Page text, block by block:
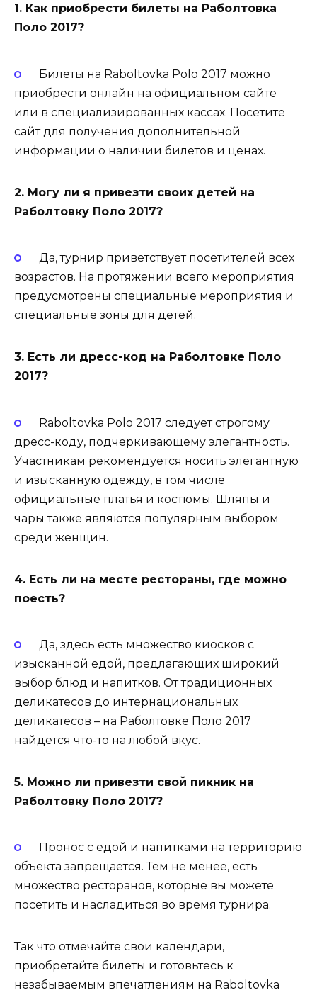
1. Как приобрести билеты на Раболтовка
Поло 2017?
Билеты на Raboltovka Polo 2017 можно
приобрести онлайн на официальном сайте
или в специализированных кассах. Посетите
сайт для получения дополнительной
информации о наличии билетов и ценах.
2. Могу ли я привезти своих детей на
Раболтовку Поло 2017?
Да, турнир приветствует посетителей всех
возрастов. На протяжении всего мероприятия
предусмотрены специальные мероприятия и
специальные зоны для детей.
3. Есть ли дресс-код на Раболтовке Поло
2017?
Raboltovka Polo 2017 следует строгому
дресс-коду, подчеркивающему элегантность.
Участникам рекомендуется носить элегантную
и изысканную одежду, в том числе
официальные платья и костюмы. Шляпы и
чары также являются популярным выбором
среди женщин.
4. Есть ли на месте рестораны, где можно
поесть?
Да, здесь есть множество киосков с
изысканной едой, предлагающих широкий
выбор блюд и напитков. От традиционных
деликатесов до интернациональных
деликатесов – на Раболтовке Поло 2017
найдется что-то на любой вкус.
5. Можно ли привезти свой пикник на
Раболтовку Поло 2017?
Пронос с едой и напитками на территорию
объекта запрещается. Тем не менее, есть
множество ресторанов, которые вы можете
посетить и насладиться во время турнира.
Так что отмечайте свои календари,
приобретайте билеты и готовьтесь к
незабываемым впечатлениям на Raboltovka